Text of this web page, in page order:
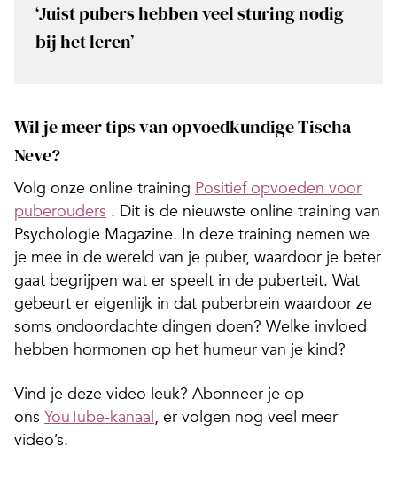
‘Juist pubers hebben veel sturing nodig
bij het leren’
Wil je meer tips van opvoedkundige Tischa
Neve?
Volg onze online training Positief opvoeden voor
puberouders . Dit is de nieuwste online training van
Psychologie Magazine. In deze training nemen we
je mee in de wereld van je puber, waardoor je beter
gaat begrijpen wat er speelt in de puberteit. Wat
gebeurt er eigenlijk in dat puberbrein waardoor ze
soms ondoordachte dingen doen? Welke invloed
hebben hormonen op het humeur van je kind?
Vind je deze video leuk? Abonneer je op
ons YouTube-kanaal , er volgen nog veel meer
video’s.